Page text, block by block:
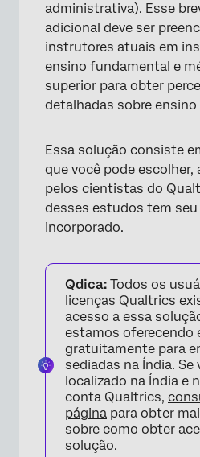
administrativa). Esse
adicional deve ser
instrutores atuais em
ensino fundamental e
superior para obter
detalhadas sobre ensino
Essa solução consiste
que você pode escolher,
pelos cientistas do
desses estudos tem
incorporado.
Qdica: Todos os
licenças Qualtrics
acesso a essa
estamos oferecendo
gratuitamente para
sediadas na Índia. Se
localizado na Índia e
conta Qualtrics,
página para obter
sobre como obter
solução.